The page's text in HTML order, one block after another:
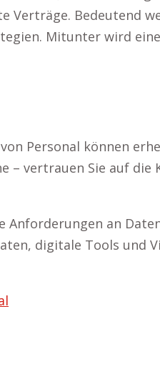
Verträge. Bedeutend
Mitunter wird
Personal können
vertrauen Sie auf die
Anforderungen an
digitale Tools und